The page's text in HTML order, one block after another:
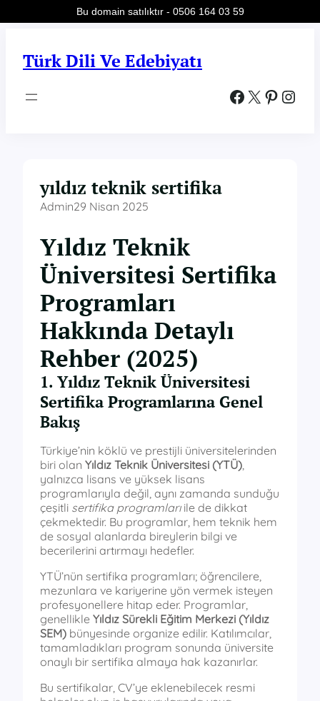
Türk Dili Ve Edebiyatı
Facebook X Pinterest Instagram
yıldız teknik sertifika
Admin29 Nisan 2025
Yıldız Teknik
Üniversitesi Sertifika
Programları
Hakkında Detaylı
Rehber (2025)
1. Yıldız Teknik Üniversitesi
Sertifika Programlarına Genel
Bakış
Türkiye’nin köklü ve prestijli üniversitelerinden
biri olan Yıldız Teknik Üniversitesi (YTÜ),
yalnızca lisans ve yüksek lisans
programlarıyla değil, aynı zamanda sunduğu
çeşitli sertifika programlarıile de dikkat
çekmektedir. Bu programlar, hem teknik hem
de sosyal alanlarda bireylerin bilgi ve
becerilerini artırmayı hedefler.
YTÜ’nün sertifika programları; öğrencilere,
mezunlara ve kariyerine yön vermek isteyen
profesyonellere hitap eder. Programlar,
genellikle Yıldız Sürekli Eğitim Merkezi (Yıldız
SEM) bünyesinde organize edilir. Katılımcılar,
tamamladıkları program sonunda üniversite
onaylı bir sertifika almaya hak kazanırlar.
Bu sertifikalar, CV’ye eklenebilecek resmi
Bu domain satılıktır - 0506 164 03 59